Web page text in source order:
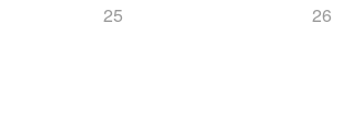
25 26